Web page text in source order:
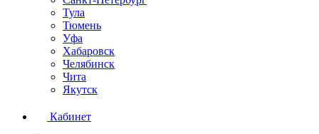
Тула
Тюмень
Уфа
Хабаровск
Челябинск
Чита
Якутск
Кабинет